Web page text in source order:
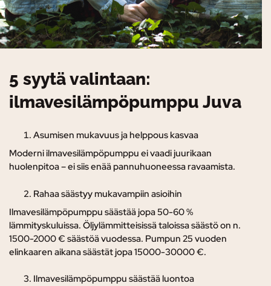
5 syytä valintaan:
ilmavesilämpöpumppu Juva
Asumisen mukavuus ja helppous kasvaa
Moderni ilmavesilämpöpumppu ei vaadi juurikaan
huolenpitoa – ei siis enää pannuhuoneessa ravaamista.
Rahaa säästyy mukavampiin asioihin
Ilmavesilämpöpumppu säästää jopa 50-60 %
lämmityskuluissa. Öljylämmitteisissä taloissa säästö on n.
1500-2000 € säästöä vuodessa. Pumpun 25 vuoden
elinkaaren aikana säästät jopa 15000-30000 €.
Ilmavesilämpöpumppu säästää luontoa